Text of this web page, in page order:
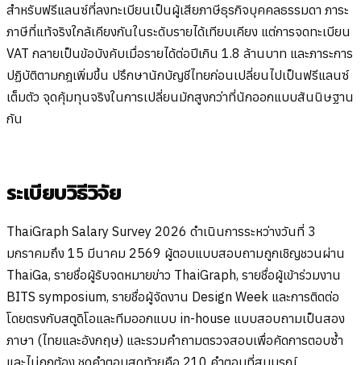
สำหรับฟรีแลนซ์ที่ลงทะเบียนเป็นผู้เสียภาษีธุรกิจบุคคลธรรมดา ภาระ
ภาษีที่แท้จริงใกล้เคียงกันในระดับรายได้เทียบเคียง แต่การจดทะเบียน
VAT กลายเป็นข้อบังคับเมื่อรายได้ต่อปีเกิน 1.8 ล้านบาท และภาระการ
ปฏิบัติตามกฎเพิ่มขึ้น ปรึกษานักบัญชีไทยก่อนเปลี่ยนไปเป็นฟรีแลนซ์
เต็มตัว จุดคุ้มทุนจริงในการเปลี่ยนมักสูงกว่าที่นักออกแบบสันนิษฐาน
กัน
ระเบียบวิธีวิจัย
ThaiGraph Salary Survey 2026 ดำเนินการระหว่างวันที่ 3
มกราคมถึง 15 มีนาคม 2569 ผู้ตอบแบบสอบถามถูกเชิญชวนผ่าน
ThaiGa, รายชื่อผู้รับจดหมายข่าว ThaiGraph, รายชื่อผู้เข้าร่วมงาน
BITS symposium, รายชื่อผู้จัดงาน Design Week และการติดต่อ
โดยตรงกับสตูดิโอและทีมออกแบบ in-house แบบสอบถามเป็นสอง
ภาษา (ไทยและอังกฤษ) และรวมคำถามตรวจสอบเพื่อคัดการตอบซ้ำ
และไม่ถูกต้อง ชุดคำตอบสุดท้ายคือ 210 คำตอบที่สมบูรณ์